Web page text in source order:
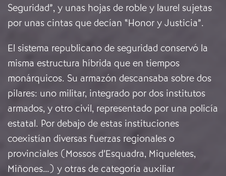
Seguridad”, y unas hojas de roble y laurel sujetas
por unas cintas que decían “Honor y Justicia”.
El sistema republicano de seguridad conservó la
misma estructura híbrida que en tiempos
monárquicos. Su armazón descansaba sobre dos
pilares: uno militar, integrado por dos institutos
armados, y otro civil, representado por una policía
estatal. Por debajo de estas instituciones
coexistían diversas fuerzas regionales o
provinciales (Mossos d’Esquadra, Miqueletes,
Miñones…) y otras de categoría auxiliar